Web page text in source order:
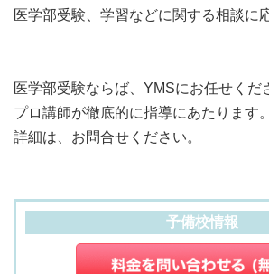
医学部受験、学習などに関する相談に
医学部受験ならば、YMSにお任せくだ
プロ講師が徹底的に指導にあたります。
詳細は、お問合せください。
予備校情報